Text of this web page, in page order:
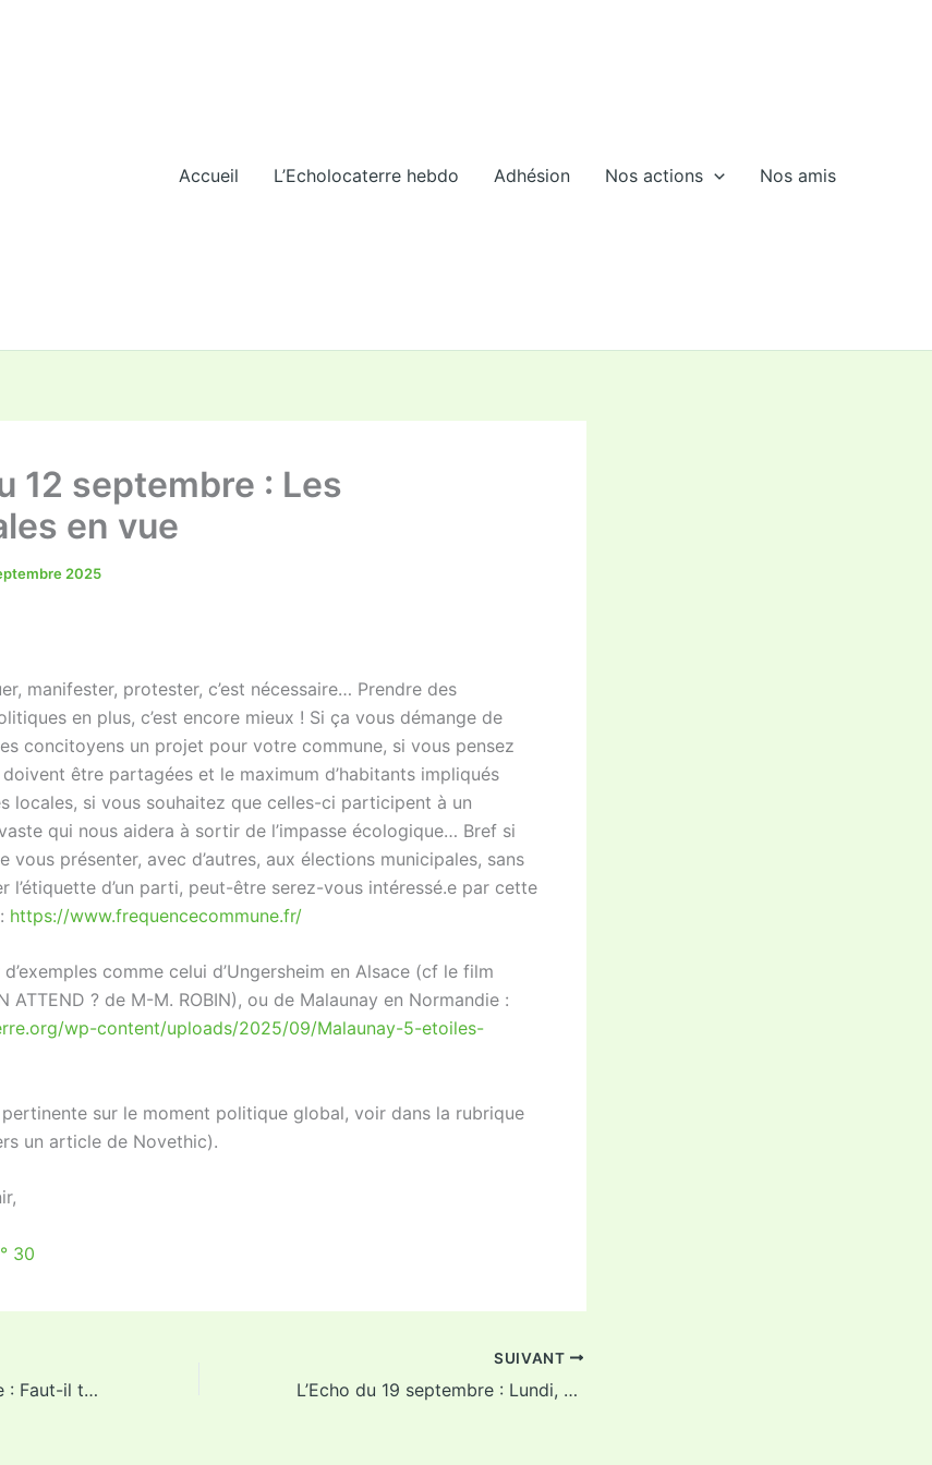
Accueil L’Echolocaterre hebdo Adhésion Nos actions Nos amis
12 septembre : Les
en vue
2025
manifester, protester, c’est nécessaire… Prendre des
en plus, c’est encore mieux ! Si ça vous démange de
concitoyens un projet pour votre commune, si vous pensez
être partagées et le maximum d’habitants impliqués
locales, si vous souhaitez que celles-ci participent à un
qui nous aidera à sortir de l’impasse écologique… Bref si
vous présenter, avec d’autres, aux élections municipales, sans
l’étiquette d’un parti, peut-être serez-vous intéressé.e par cette
https://www.frequencecommune.fr/
d’exemples comme celui d’Ungersheim en Alsace (cf le film
ATTEND ? de M-M. ROBIN), ou de Malaunay en Normandie :
wp-content/uploads/2025/09/Malaunay-5-etoiles-
pertinente sur le moment politique global, voir dans la rubrique
un article de Novethic).
30
L’Echo du 5 septembre : Faut-il tout bloquer ?
SUIVANT
L’Echo du 19 septembre : Lundi, venez jouer aux bouchons !